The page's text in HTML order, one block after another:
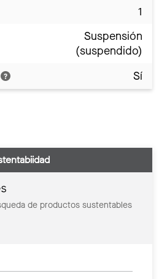
1
Suspensión
(suspendido)
Sí
de productos sustentables